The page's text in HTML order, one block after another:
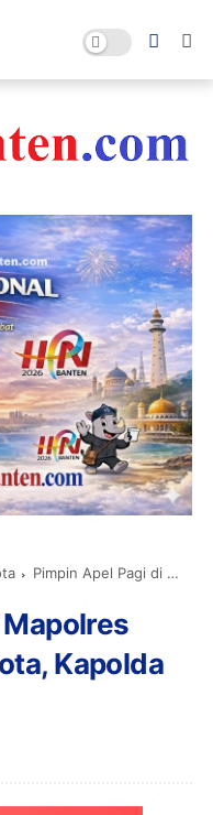
Pimpin Apel Pagi di Mapolres Metro Tangerang Kota, Kapolda Sampaikan Ini
Kapolda